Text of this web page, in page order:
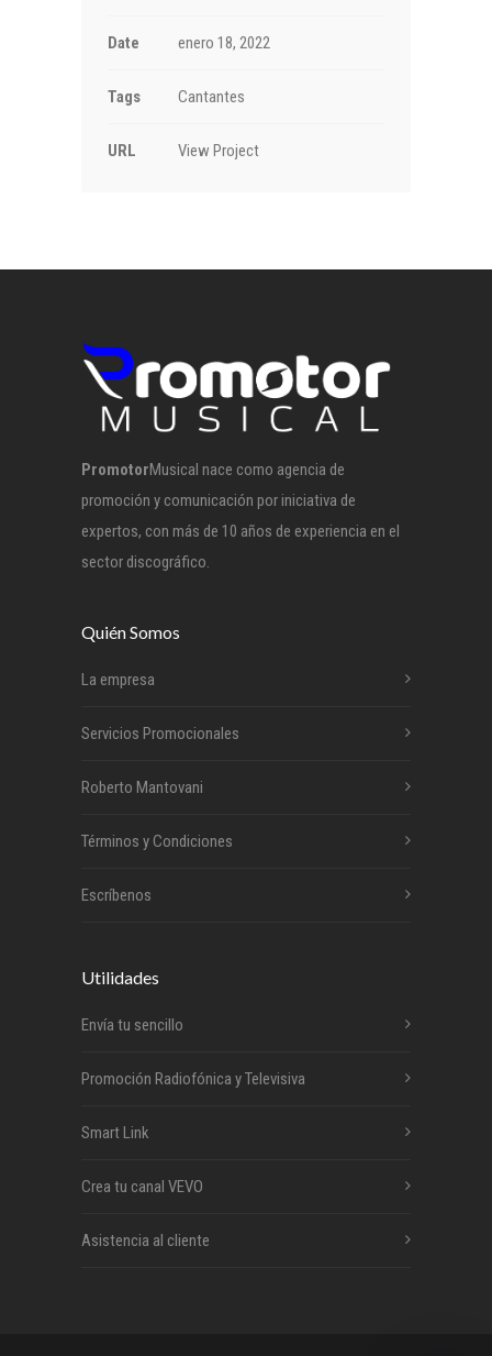
Date enero 18, 2022
Tags Cantantes
URL View Project
PromotorMusical nace como agencia de
promoción y comunicación por iniciativa de
expertos, con más de 10 años de experiencia en el
sector discográfico.
Quién Somos
La empresa
Servicios Promocionales
Roberto Mantovani
Términos y Condiciones
Escríbenos
Utilidades
Envía tu sencillo
Promoción Radiofónica y Televisiva
Smart Link
Crea tu canal VEVO
Asistencia al cliente